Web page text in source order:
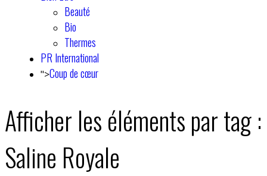
Beauté
Bio
Thermes
PR International
">Coup de cœur
Afficher les éléments par tag :
Saline Royale